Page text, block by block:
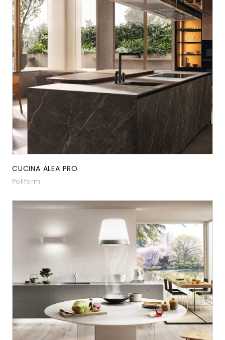
CUCINA ALEA PRO
Poliform